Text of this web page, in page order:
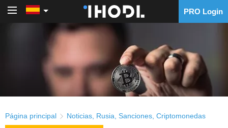
PRO Login
Página principal Noticias Rusia Sanciones Criptomonedas